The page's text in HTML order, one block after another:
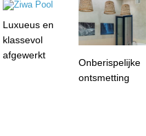
Luxueus en
klassevol
afgewerkt
Onberispelijke
ontsmetting